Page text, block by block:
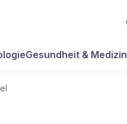
Gesundheit & Medizin